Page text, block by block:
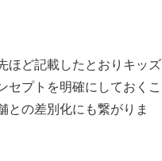
ほど記載したとおりキッズ
セプトを明確にしておくこ
との差別化にも繋がりま